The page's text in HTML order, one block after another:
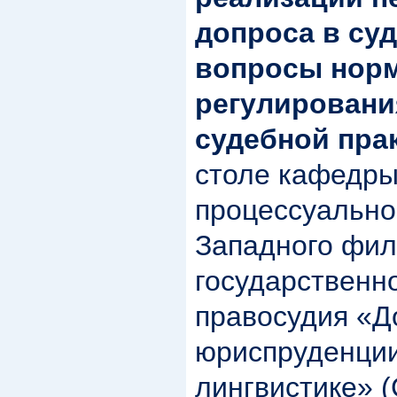
допроса в
вопросы
судебной
столе
Западного
правосудия
лингвистике»